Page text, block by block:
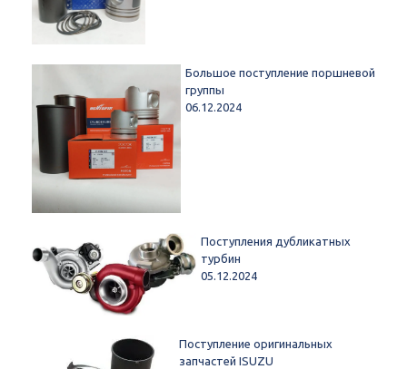
Большое поступление поршневой
группы
06.12.2024
Поступления дубликатных
турбин
05.12.2024
Поступление оригинальных
запчастей ISUZU